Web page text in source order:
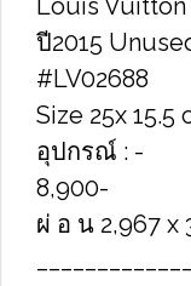
Louis
ปี2015
#LV02688
Size​ 25x 15.5
อุปกรณ์​ : -
8,900-
ผ่ อ น 2,967 x